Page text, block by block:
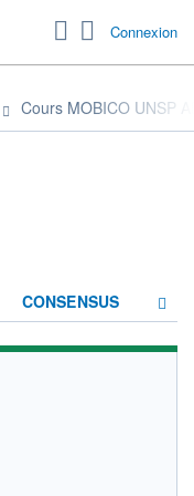
Connexion
Cours MOBICO UNSP
CONSENSUS